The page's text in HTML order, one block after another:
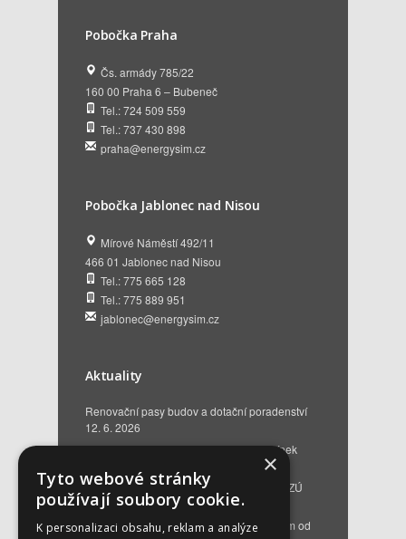
Pobočka Praha
Čs. armády 785/22
160 00 Praha 6 – Bubeneč
Tel.: 724 509 559
Tel.: 737 430 898
praha@energysim.cz
Pobočka Jablonec nad Nisou
Mírové Náměstí 492/11
466 01 Jablonec nad Nisou
Tel.: 775 665 128
Tel.: 775 889 951
jablonec@energysim.cz
Aktuality
Renovační pasy budov a dotační poradenství
12. 6. 2026
Přehled hlavních změn a nových podmínek
Kompenzace za projektovou přípravu v NZÚ
2025 25. 3. 2026
Novinky v programu Nová zelená úsporám od
×
Tyto webové stránky
používají soubory cookie.
K personalizaci obsahu, reklam a analýze